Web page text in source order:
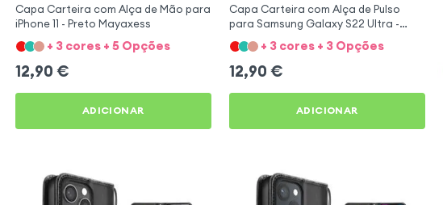
Capa Carteira com Alça de Mão para
iPhone 11 - Preto Mayaxess
+ 3 cores + 5 Opções
12,90 €
ADICIONAR
Capa Carteira com Alça de Pulso
para Samsung Galaxy S22 Ultra -
Preta Mayaxess
+ 3 cores + 3 Opções
12,90 €
ADICIONAR